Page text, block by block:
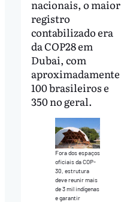
nacionais, o maior
registro
contabilizado era
da COP28 em
Dubai, com
aproximadamente
100 brasileiros e
350 no geral.
Fora dos espaços
oficiais da COP-
30, estrutura
deve reunir mais
de 3 mil indígenas
e garantir